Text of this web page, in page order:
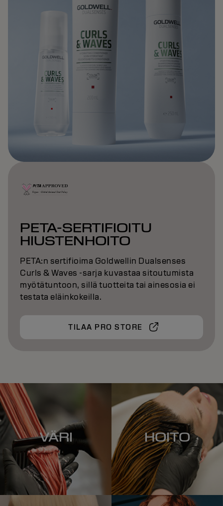
PETA-SERTIFIOITU
HIUSTENHOITO
PETA:n sertifioima Goldwellin Dualsenses
Curls & Waves -sarja kuvastaa sitoutumista
myötätuntoon, sillä tuotteita tai ainesosia ei
testata eläinkokeilla.
TILAA PRO STORE
VÄRI HOITO